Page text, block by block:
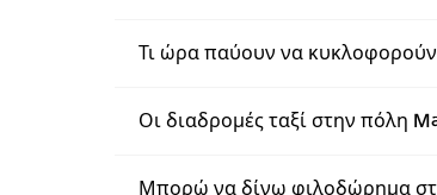
Τι ώρα παύουν να κυκλοφορούν
Οι διαδρομές ταξί στην πόλη
Μπορώ να δίνω φιλοδώρημα